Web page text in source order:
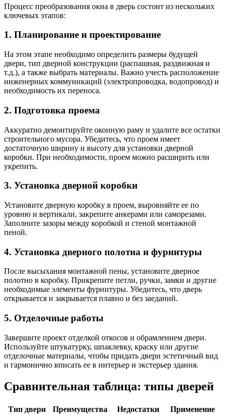
Процесс преобразования окна в дверь состоит из нескольких
ключевых этапов:
1. Планирование и проектирование
На этом этапе необходимо определить размеры будущей
двери, тип дверной конструкции (распашная, раздвижная и
т.д.), а также выбрать материалы. Важно учесть расположение
инженерных коммуникаций (электропроводка, водопровод) и
необходимость их переноса.
2. Подготовка проема
Аккуратно демонтируйте оконную раму и удалите все остатки
строительного мусора. Убедитесь, что проем имеет
достаточную ширину и высоту для установки дверной
коробки. При необходимости, проем можно расширить или
укрепить.
3. Установка дверной коробки
Установите дверную коробку в проем, выровняйте ее по
уровню и вертикали, закрепите анкерами или саморезами.
Заполните зазоры между коробкой и стеной монтажной
пеной.
4. Установка дверного полотна и фурнитуры
После высыхания монтажной пены, установите дверное
полотно в коробку. Прикрепите петли, ручки, замки и другие
необходимые элементы фурнитуры. Убедитесь, что дверь
открывается и закрывается плавно и без заеданий.
5. Отделочные работы
Завершите проект отделкой откосов и обрамлением двери.
Используйте штукатурку, шпаклевку, краску или другие
отделочные материалы, чтобы придать двери эстетичный вид
и гармонично вписать ее в интерьер и экстерьер здания.
Сравнительная таблица: типы дверей
Тип двери Преимущества Недостатки Применение